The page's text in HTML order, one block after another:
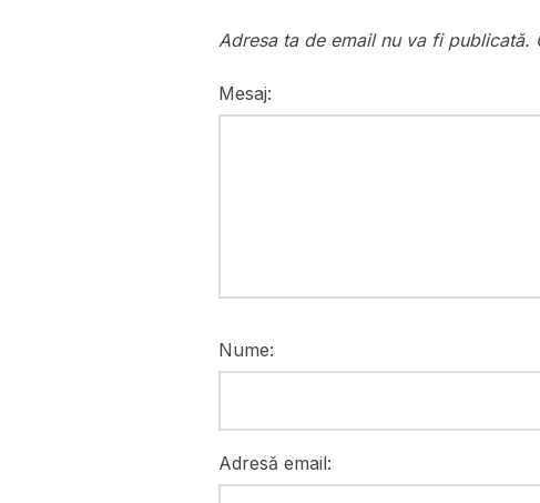
Adresa ta de email nu va fi publicată.
Mesaj:
Nume:
Adresă email: